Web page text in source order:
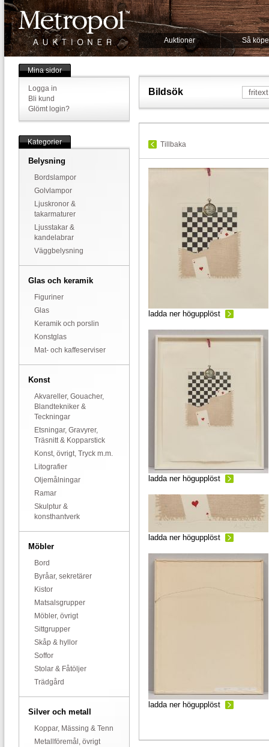
Auktioner Så
Mina sidor
Logga in
Bli kund
Glömt login?
Kategorier
Belysning
Bordslampor
Golvlampor
Ljuskronor &
takarmaturer
Ljusstakar &
kandelabrar
Väggbelysning
Glas och keramik
Figuriner
Glas
Keramik och porslin
Konstglas
Mat- och kaffeserviser
Konst
Akvareller, Gouacher,
Blandtekniker &
Teckningar
Etsningar, Gravyrer,
Träsnitt & Kopparstick
Konst, övrigt, Tryck m.m.
Litografier
Oljemålningar
Ramar
Skulptur &
konsthantverk
Möbler
Bord
Byråar, sekretärer
Kistor
Matsalsgrupper
Möbler, övrigt
Sittgrupper
Skåp & hyllor
Soffor
Stolar & Fåtöljer
Trädgård
Silver och metall
Koppar, Mässing & Tenn
Metallföremål, övrigt
Bildsök
Tillbaka
ladda ner högupplöst
ladda ner högupplöst
ladda ner högupplöst
ladda ner högupplöst